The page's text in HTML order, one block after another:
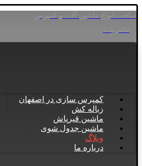
ساخت انواع ماشین آلات و کمپرس
کمپرس سازی در اصفهان
زباله کش
ماشین قیرپاش
ماشین جدول شوی
وبلاگ
درباره ما